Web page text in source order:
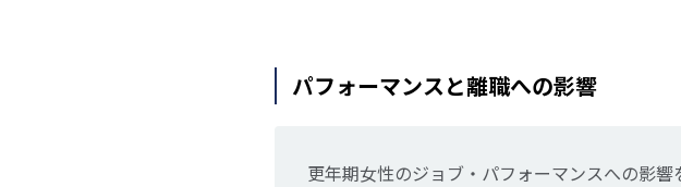
パフォーマンスと離職への影響
更年期女性のジョブ・パフォーマンスへの影